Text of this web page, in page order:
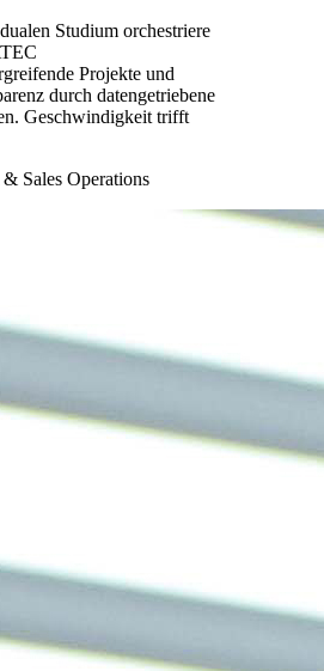
Studium orchestriere
Projekte und
durch datengetriebene
Geschwindigkeit trifft
Sales Operations